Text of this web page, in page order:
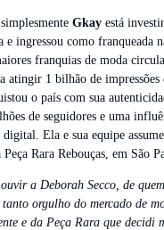
Gkay está
e ingressou como franqueada
franquias de moda
atingir 1 bilhão de impressões
o país com sua
de seguidores e uma
digital. Ela e sua equipe
Rara Rebouças, em São
a Deborah Secco, de
orgulho do mercado de
e da Peça Rara que decidi